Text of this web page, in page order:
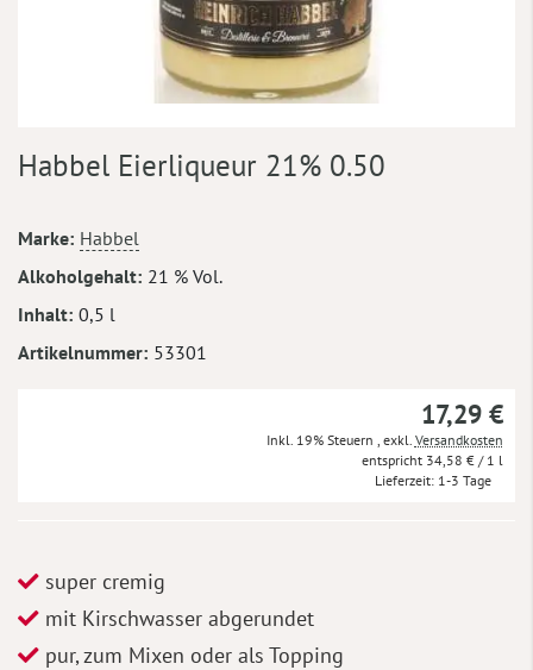
Anfang
springen
Habbel Eierliqueur 21% 0.50
Mehr
Informationen
Marke Habbel
Alkoholgehalt 21 % Vol.
Inhalt 0,5 l
Artikelnummer 53301
17,29 €
Inkl. 19% Steuern exkl. Versandkosten
34,58 € / 1 l
Lieferzeit 1-3 Tage
super cremig
mit Kirschwasser abgerundet
pur, zum Mixen oder als Topping